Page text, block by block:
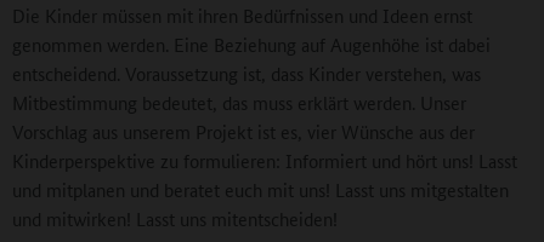
Die Kinder müssen mit ihren Bedürfnissen und Ideen ernst
genommen werden. Eine Beziehung auf Augenhöhe ist dabei
entscheidend. Voraussetzung ist, dass Kinder verstehen, was
Mitbestimmung bedeutet, das muss erklärt werden. Unser
Vorschlag aus unserem Projekt ist es, vier Wünsche aus der
Kinderperspektive zu formulieren: Informiert und hört uns! Lasst
und mitplanen und beratet euch mit uns! Lasst uns mitgestalten
und mitwirken! Lasst uns mitentscheiden!